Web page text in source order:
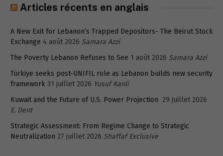
Articles récents en anglais
A New Exit for Lebanon’s Trapped Depositors- The Beirut Stock
Exchange 4 août 2026 Samara Azzi
The Poverty Lebanon Refuses to See 1 août 2026 Samara Azzi
Türkiye seeks post-UNIFIL role as Lebanon builds new security
framework 31 juillet 2026 Yusuf Kanli
Kuwait and the Future of U.S. Power Projection 29 juillet 2026
E. Dent
Strategic Assessment: From Regime Change to Strategic
Neutralization 27 juillet 2026 Shaffaf Exclusive